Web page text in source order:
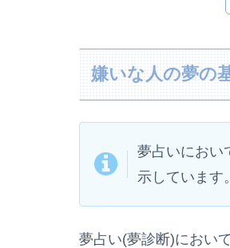
嫌いな人の夢の
夢占いにおい
示しています。
夢占い(夢診断)におい